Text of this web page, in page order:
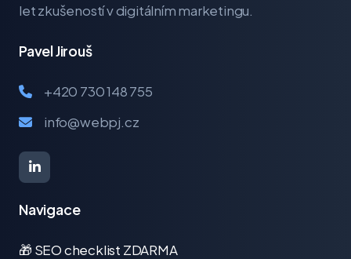
let zkušeností v digitálním marketingu.
Pavel Jirouš
+420 730 148 755
info@webpj.cz
Navigace
🎁 SEO checklist ZDARMA